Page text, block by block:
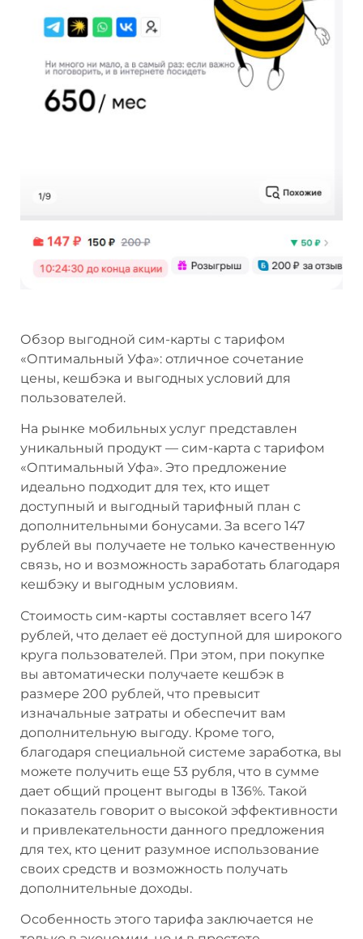
Обзор выгодной сим-карты с тарифом
«Оптимальный Уфа»: отличное сочетание
цены, кешбэка и выгодных условий для
пользователей.
На рынке мобильных услуг представлен
уникальный продукт — сим-карта с тарифом
«Оптимальный Уфа». Это предложение
идеально подходит для тех, кто ищет
доступный и выгодный тарифный план с
дополнительными бонусами. За всего 147
рублей вы получаете не только качественную
связь, но и возможность заработать благодаря
кешбэку и выгодным условиям.
Стоимость сим-карты составляет всего 147
рублей, что делает её доступной для широкого
круга пользователей. При этом, при покупке
вы автоматически получаете кешбэк в
размере 200 рублей, что превысит
изначальные затраты и обеспечит вам
дополнительную выгоду. Кроме того,
благодаря специальной системе заработка, вы
можете получить еще 53 рубля, что в сумме
дает общий процент выгоды в 136%. Такой
показатель говорит о высокой эффективности
и привлекательности данного предложения
для тех, кто ценит разумное использование
своих средств и возможность получать
дополнительные доходы.
Особенность этого тарифа заключается не